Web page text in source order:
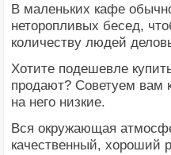
В маленьких кафе
неторопливых бесед,
количеству людей
Хотите подешевле
продают? Советуем вам
на него низкие.
Вся окружающая
качественный, хороший